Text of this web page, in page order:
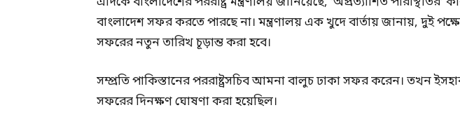
বাংলাদেশ সফর করতে পারছে না। মন্ত্রণালয় এক খুদে বার্তায় জানায়, দুই
সফরের নতুন তারিখ চূড়ান্ত করা হবে।
সম্প্রতি পাকিস্তানের পররাষ্ট্রসচিব আমনা বালুচ ঢাকা সফর করেন। তখন
সফরের দিনক্ষণ ঘোষণা করা হয়েছিল।